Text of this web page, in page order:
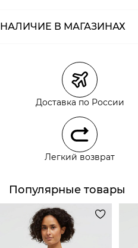
Курьерская доставка СДЭК
Самовывоз из пункта
Самовывоз из наших
Курьерская доставка СДЭК
Самовывоз из пункта
НАЛИЧИЕ В МАГАЗИНАХ
Доставка по России
Легкий возврат
Популярные товары